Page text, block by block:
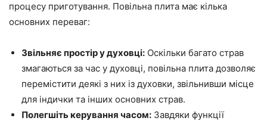
процесу приготування. Повільна плита має кілька
основних переваг:
Звільняє простір у духовці: Оскільки багато страв
змагаються за час у духовці, повільна плита дозволяє
перемістити деякі з них із духовки, звільнивши місце
для індички та інших основних страв.
Полегшіть керування часом: Завдяки функції